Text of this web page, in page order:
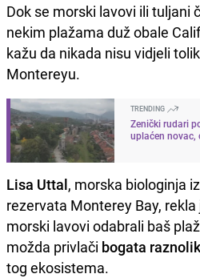
Dok se morski lavovi ili tuljani
nekim plažama duž obale
kažu da nikada nisu vidjeli
Montereyu.
TRENDING
Zenički rudari
uplaćen novac,
Lisa Uttal, morska biologinja
rezervata Monterey Bay,
morski lavovi odabrali baš
možda privlači bogata
tog ekosistema.